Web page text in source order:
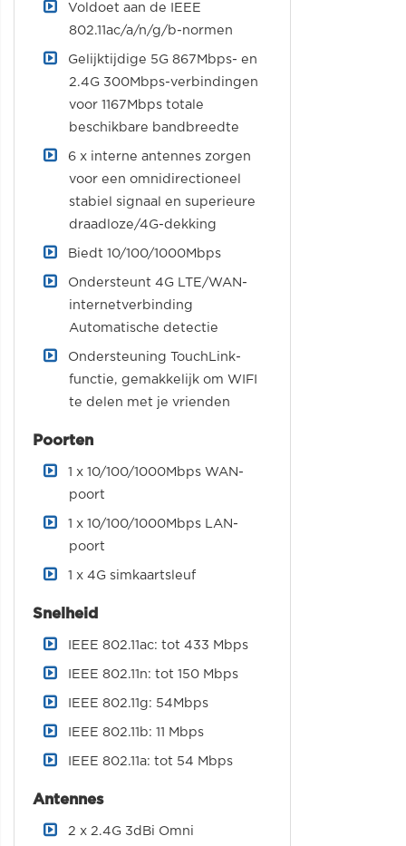
Voldoet aan de IEEE
802.11ac/a/n/g/b-normen
Gelijktijdige 5G 867Mbps- en
2.4G 300Mbps-verbindingen
voor 1167Mbps totale
beschikbare bandbreedte
6 x interne antennes zorgen
voor een omnidirectioneel
stabiel signaal en superieure
draadloze/4G-dekking
Biedt 10/100/1000Mbps
Ondersteunt 4G LTE/WAN-
internetverbinding
Automatische detectie
Ondersteuning TouchLink-
functie, gemakkelijk om WIFI
te delen met je vrienden
Poorten
1 x 10/100/1000Mbps WAN-
poort
1 x 10/100/1000Mbps LAN-
poort
1 x 4G simkaartsleuf
Snelheid
IEEE 802.11ac: tot 433 Mbps
IEEE 802.11n: tot 150 Mbps
IEEE 802.11g: 54Mbps
IEEE 802.11b: 11 Mbps
IEEE 802.11a: tot 54 Mbps
Antennes
2 x 2.4G 3dBi Omni